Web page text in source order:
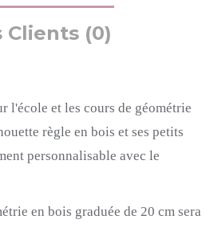
Clients (0)
l'école et les cours de géométrie
règle en bois et ses petits
personnalisable avec le
en bois graduée de 20 cm sera